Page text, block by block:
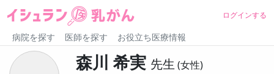
ログインする
病院を探す 医師を探す お役立ち医療情報
森川 希実 先生 女性